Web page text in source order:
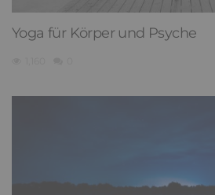
Yoga für Körper und Psyche